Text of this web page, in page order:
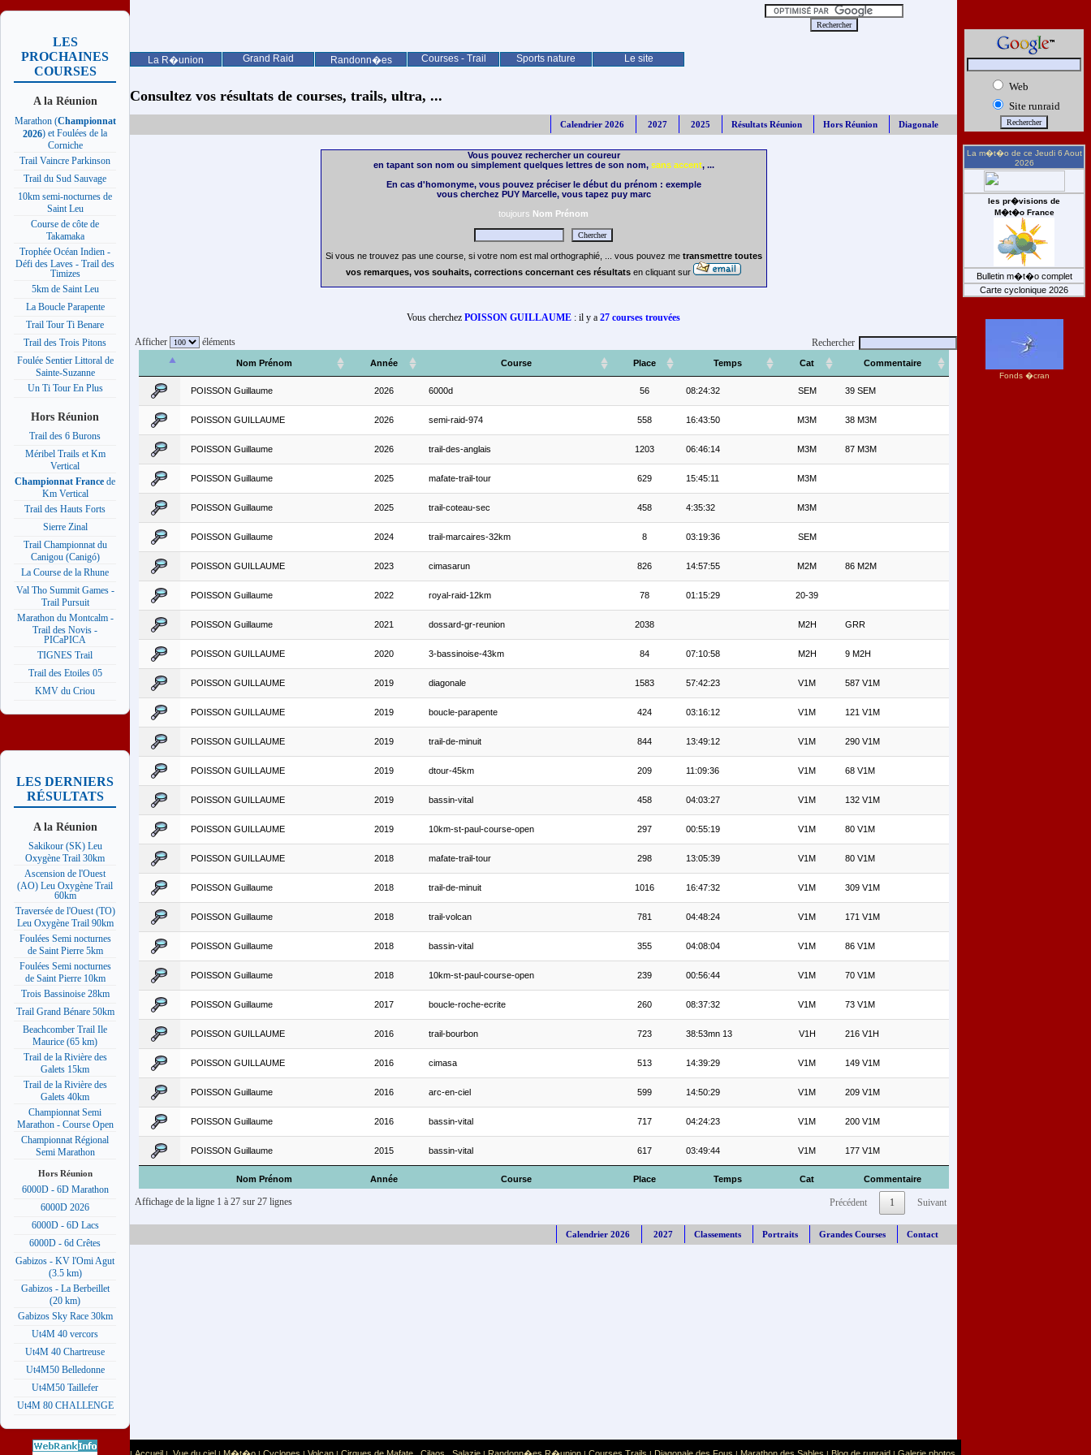
La R�union Grand Raid Randonn�es Courses - Trail Sports nature Le site
LES
PROCHAINES
COURSES
A la Réunion
Marathon (Championnat
2026) et Foulées de la
Corniche
Trail Vaincre Parkinson
Trail du Sud Sauvage
10km semi-nocturnes de
Saint Leu
Course de côte de
Takamaka
Trophée Océan Indien -
Défi des Laves - Trail des
Timizes
5km de Saint Leu
La Boucle Parapente
Trail Tour Ti Benare
Trail des Trois Pitons
Foulée Sentier Littoral de
Sainte-Suzanne
Un Ti Tour En Plus
Hors Réunion
Trail des 6 Burons
Méribel Trails et Km
Vertical
Championnat France de
Km Vertical
Trail des Hauts Forts
Sierre Zinal
Trail Championnat du
Canigou (Canigó)
La Course de la Rhune
Val Tho Summit Games -
Trail Pursuit
Marathon du Montcalm -
Trail des Novis -
PICaPICA
TIGNES Trail
Trail des Etoiles 05
KMV du Criou
LES DERNIERS
RÉSULTATS
A la Réunion
Sakikour (SK) Leu
Oxygène Trail 30km
Ascension de l'Ouest
(AO) Leu Oxygène Trail
60km
Traversée de l'Ouest (TO)
Leu Oxygène Trail 90km
Foulées Semi nocturnes
de Saint Pierre 5km
Foulées Semi nocturnes
de Saint Pierre 10km
Trois Bassinoise 28km
Trail Grand Bénare 50km
Beachcomber Trail Ile
Maurice (65 km)
Trail de la Rivière des
Galets 15km
Trail de la Rivière des
Galets 40km
Championnat Semi
Marathon - Course Open
Championnat Régional
Semi Marathon
Hors Réunion
6000D - 6D Marathon
6000D 2026
6000D - 6D Lacs
6000D - 6d Crêtes
Gabizos - KV l'Omi Agut
(3.5 km)
Gabizos - La Berbeillet
(20 km)
Gabizos Sky Race 30km
Ut4M 40 vercors
Ut4M 40 Chartreuse
Ut4M50 Belledonne
Ut4M50 Taillefer
Ut4M 80 CHALLENGE
Consultez vos résultats de courses, trails, ultra, ...
Calendrier 2026 2027 2025 Résultats Réunion Hors Réunion Diagonale
Vous pouvez rechercher un coureur
en tapant son nom ou simplement quelques lettres de son nom, sans accent, ...
En cas d'homonyme, vous pouvez préciser le début du prénom : exemple
vous cherchez PUY Marcelle, vous tapez puy marc
toujours Nom Prénom
Si vous ne trouvez pas une course, si votre nom est mal orthographié, ... vous pouvez me transmettre toutes
vos remarques, vos souhaits, corrections concernant ces résultats en cliquant sur
Vous cherchez POISSON GUILLAUME : il y a 27 courses trouvées
Afficher éléments Rechercher
Nom Prénom Année Course Place Temps Cat Commentaire
Nom Prénom Année Course Place Temps Cat Commentaire
POISSON Guillaume 2026 6000d 56 08:24:32 SEM 39 SEM
POISSON GUILLAUME 2026 semi-raid-974 558 16:43:50 M3M 38 M3M
POISSON Guillaume 2026 trail-des-anglais 1203 06:46:14 M3M 87 M3M
POISSON Guillaume 2025 mafate-trail-tour 629 15:45:11 M3M
POISSON Guillaume 2025 trail-coteau-sec 458 4:35:32 M3M
POISSON Guillaume 2024 trail-marcaires-32km 8 03:19:36 SEM
POISSON GUILLAUME 2023 cimasarun 826 14:57:55 M2M 86 M2M
POISSON Guillaume 2022 royal-raid-12km 78 01:15:29 20-39
POISSON Guillaume 2021 dossard-gr-reunion 2038 M2H GRR
POISSON GUILLAUME 2020 3-bassinoise-43km 84 07:10:58 M2H 9 M2H
POISSON GUILLAUME 2019 diagonale 1583 57:42:23 V1M 587 V1M
POISSON GUILLAUME 2019 boucle-parapente 424 03:16:12 V1M 121 V1M
POISSON GUILLAUME 2019 trail-de-minuit 844 13:49:12 V1M 290 V1M
POISSON GUILLAUME 2019 dtour-45km 209 11:09:36 V1M 68 V1M
POISSON GUILLAUME 2019 bassin-vital 458 04:03:27 V1M 132 V1M
POISSON GUILLAUME 2019 10km-st-paul-course-open 297 00:55:19 V1M 80 V1M
POISSON GUILLAUME 2018 mafate-trail-tour 298 13:05:39 V1M 80 V1M
POISSON Guillaume 2018 trail-de-minuit 1016 16:47:32 V1M 309 V1M
POISSON Guillaume 2018 trail-volcan 781 04:48:24 V1M 171 V1M
POISSON Guillaume 2018 bassin-vital 355 04:08:04 V1M 86 V1M
POISSON Guillaume 2018 10km-st-paul-course-open 239 00:56:44 V1M 70 V1M
POISSON Guillaume 2017 boucle-roche-ecrite 260 08:37:32 V1M 73 V1M
POISSON GUILLAUME 2016 trail-bourbon 723 38:53mn 13 V1H 216 V1H
POISSON GUILLAUME 2016 cimasa 513 14:39:29 V1M 149 V1M
POISSON Guillaume 2016 arc-en-ciel 599 14:50:29 V1M 209 V1M
POISSON Guillaume 2016 bassin-vital 717 04:24:23 V1M 200 V1M
POISSON Guillaume 2015 bassin-vital 617 03:49:44 V1M 177 V1M
Affichage de la ligne 1 à 27 sur 27 lignes Précédent 1 Suivant
Calendrier 2026 2027 Classements Portraits Grandes Courses Contact
Web
Site runraid
La m�t�o de ce Jeudi 6 Aout
2026
les pr�visions de
M�t�o France
Bulletin m�t�o complet
Carte cyclonique 2026
Fonds �cran